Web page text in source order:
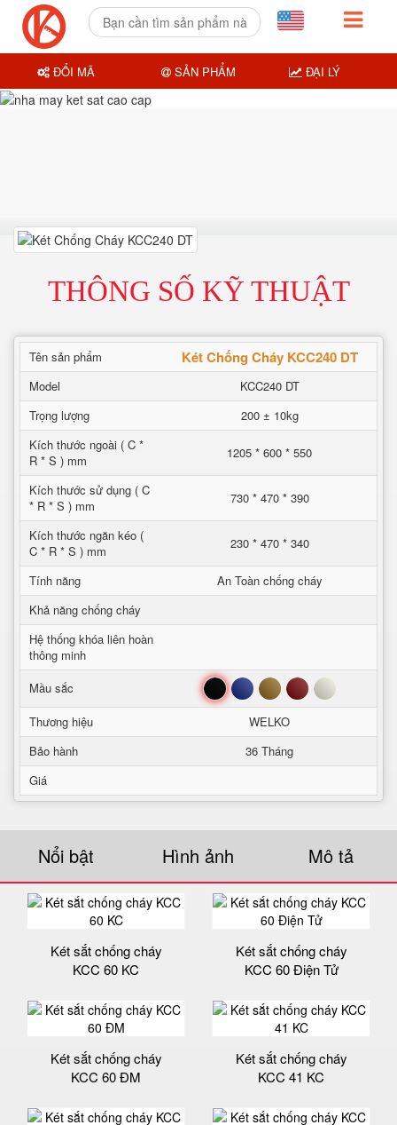
THÔNG SỐ KỸ THUẬT
Tên sản phẩm Két Chống Cháy KCC240 DT
Model
KCC240 DT
Trọng lượng
200 ± 10kg
Kích thước ngoài ( C *
R * S ) mm
1205 * 600 * 550
Kích thước sử dụng ( C
* R * S ) mm
730 * 470 * 390
Kích thước ngăn kéo (
C * R * S ) mm
230 * 470 * 340
Tính năng
An Toàn chống cháy
Khả năng chống cháy
Hệ thống khóa liên hoàn
thông minh
Mầu sắc
Đen Xanh Nâu Đỏ Trắng
Thương hiệu
WELKO
Bảo hành
36 Tháng
Giá
Nổi bật Hình ảnh Mô tả
Két sắt chống cháy
KCC 60 KC
Két sắt chống cháy
KCC 60 Điện Tử
Két sắt chống cháy
KCC 60 ĐM
Két sắt chống cháy
KCC 41 KC
ĐỔI MÃ SẢN PHẨM ĐẠI LÝ